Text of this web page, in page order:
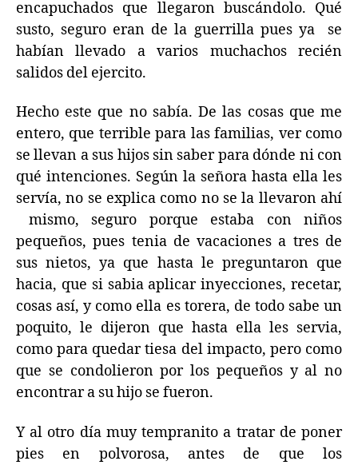
encapuchados que llegaron buscándolo. Qué
susto, seguro eran de la guerrilla pues ya se
habían llevado a varios muchachos recién
salidos del ejercito.
Hecho este que no sabía. De las cosas que me
entero, que terrible para las familias, ver como
se llevan a sus hijos sin saber para dónde ni con
qué intenciones. Según la señora hasta ella les
servía, no se explica como no se la llevaron ahí
mismo, seguro porque estaba con niños
pequeños, pues tenia de vacaciones a tres de
sus nietos, ya que hasta le preguntaron que
hacia, que si sabia aplicar inyecciones, recetar,
cosas así, y como ella es torera, de todo sabe un
poquito, le dijeron que hasta ella les servia,
como para quedar tiesa del impacto, pero como
que se condolieron por los pequeños y al no
encontrar a su hijo se fueron.
Y al otro día muy tempranito a tratar de poner
pies en polvorosa, antes de que los